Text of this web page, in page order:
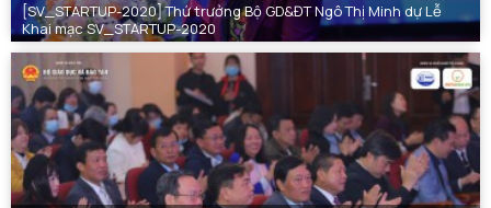
[SV_STARTUP-2020] Thứ trưởng Bộ GD&ĐT Ngô Thị Minh dự Lễ
Khai mạc SV_STARTUP-2020